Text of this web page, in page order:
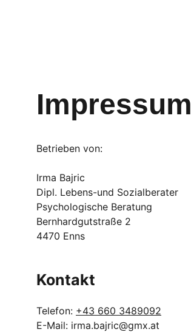
Impressum
Betrieben von:
Irma Bajric
Dipl. Lebens-und Sozialberater
Psychologische Beratung
Bernhardgutstraße 2
4470 Enns
Kontakt
Telefon: +43 660 3489092
E-Mail: irma.bajric@gmx.at